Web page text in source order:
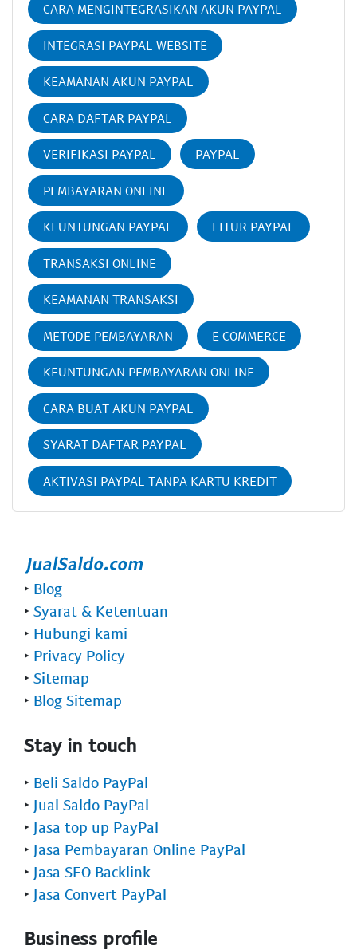
CARA MENGINTEGRASIKAN AKUN PAYPAL
INTEGRASI PAYPAL WEBSITE
KEAMANAN AKUN PAYPAL
CARA DAFTAR PAYPAL
VERIFIKASI PAYPAL PAYPAL
PEMBAYARAN ONLINE
KEUNTUNGAN PAYPAL FITUR PAYPAL
TRANSAKSI ONLINE
KEAMANAN TRANSAKSI
METODE PEMBAYARAN E COMMERCE
KEUNTUNGAN PEMBAYARAN ONLINE
CARA BUAT AKUN PAYPAL
SYARAT DAFTAR PAYPAL
AKTIVASI PAYPAL TANPA KARTU KREDIT
‣ Blog
‣ Syarat & Ketentuan
‣ Hubungi kami
‣ Privacy Policy
‣ Sitemap
‣ Blog Sitemap
Stay in touch
‣ Beli Saldo PayPal
‣ Jual Saldo PayPal
‣ Jasa top up PayPal
‣ Jasa Pembayaran Online PayPal
‣ Jasa SEO Backlink
‣ Jasa Convert PayPal
Business profile